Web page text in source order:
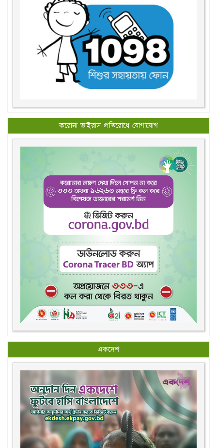
করোনা ভাইরাস প্রতিরোধে যোগাযোগ
একদেশ